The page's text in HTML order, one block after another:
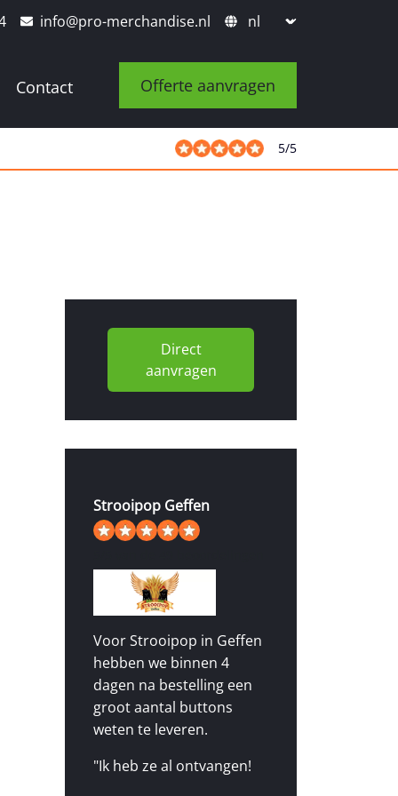
info@pro-merchandise.nl
Contact Offerte aanvragen
5/5
Direct
aanvragen
Strooipop Geffen
Voor Strooipop in Geffen
hebben we binnen 4
dagen na bestelling een
groot aantal buttons
weten te leveren.
"Ik heb ze al ontvangen!